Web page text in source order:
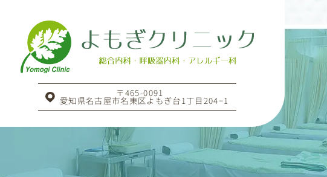
〒465-0091
愛知県名古屋市名東区よもぎ台1丁目204−1